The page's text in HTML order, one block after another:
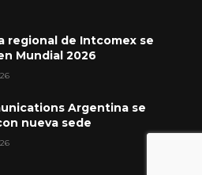
regional de Intcomex se
Mundial 2026
Argentina se
nueva sede